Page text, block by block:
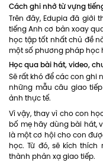
Cách ghi nhớ từ vựng
Trên đây, Edupia đã giới
tiếng Anh cơ bản xoay
học tập tốt nhất chủ đề
một số phương pháp học
Học qua bài hát, video,
Sẽ rất khó để các con ghi
những mẫu câu giao
ảnh thực tế.
Vì vậy, thay vì cho con
bố mẹ hãy dùng bài hát,
là một cơ hội cho con
học. Từ đó, sẽ kích
thành phản xạ giao tiếp.